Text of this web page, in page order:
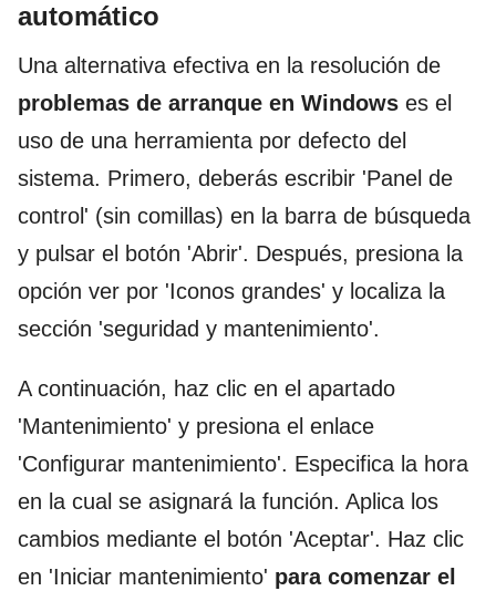
automático
Una alternativa efectiva en la resolución de
problemas de arranque en Windows es el
uso de una herramienta por defecto del
sistema. Primero, deberás escribir 'Panel de
control' (sin comillas) en la barra de búsqueda
y pulsar el botón 'Abrir'. Después, presiona la
opción ver por 'Iconos grandes' y localiza la
sección 'seguridad y mantenimiento'.
A continuación, haz clic en el apartado
'Mantenimiento' y presiona el enlace
'Configurar mantenimiento'. Especifica la hora
en la cual se asignará la función. Aplica los
cambios mediante el botón 'Aceptar'. Haz clic
en 'Iniciar mantenimiento' para comenzar el